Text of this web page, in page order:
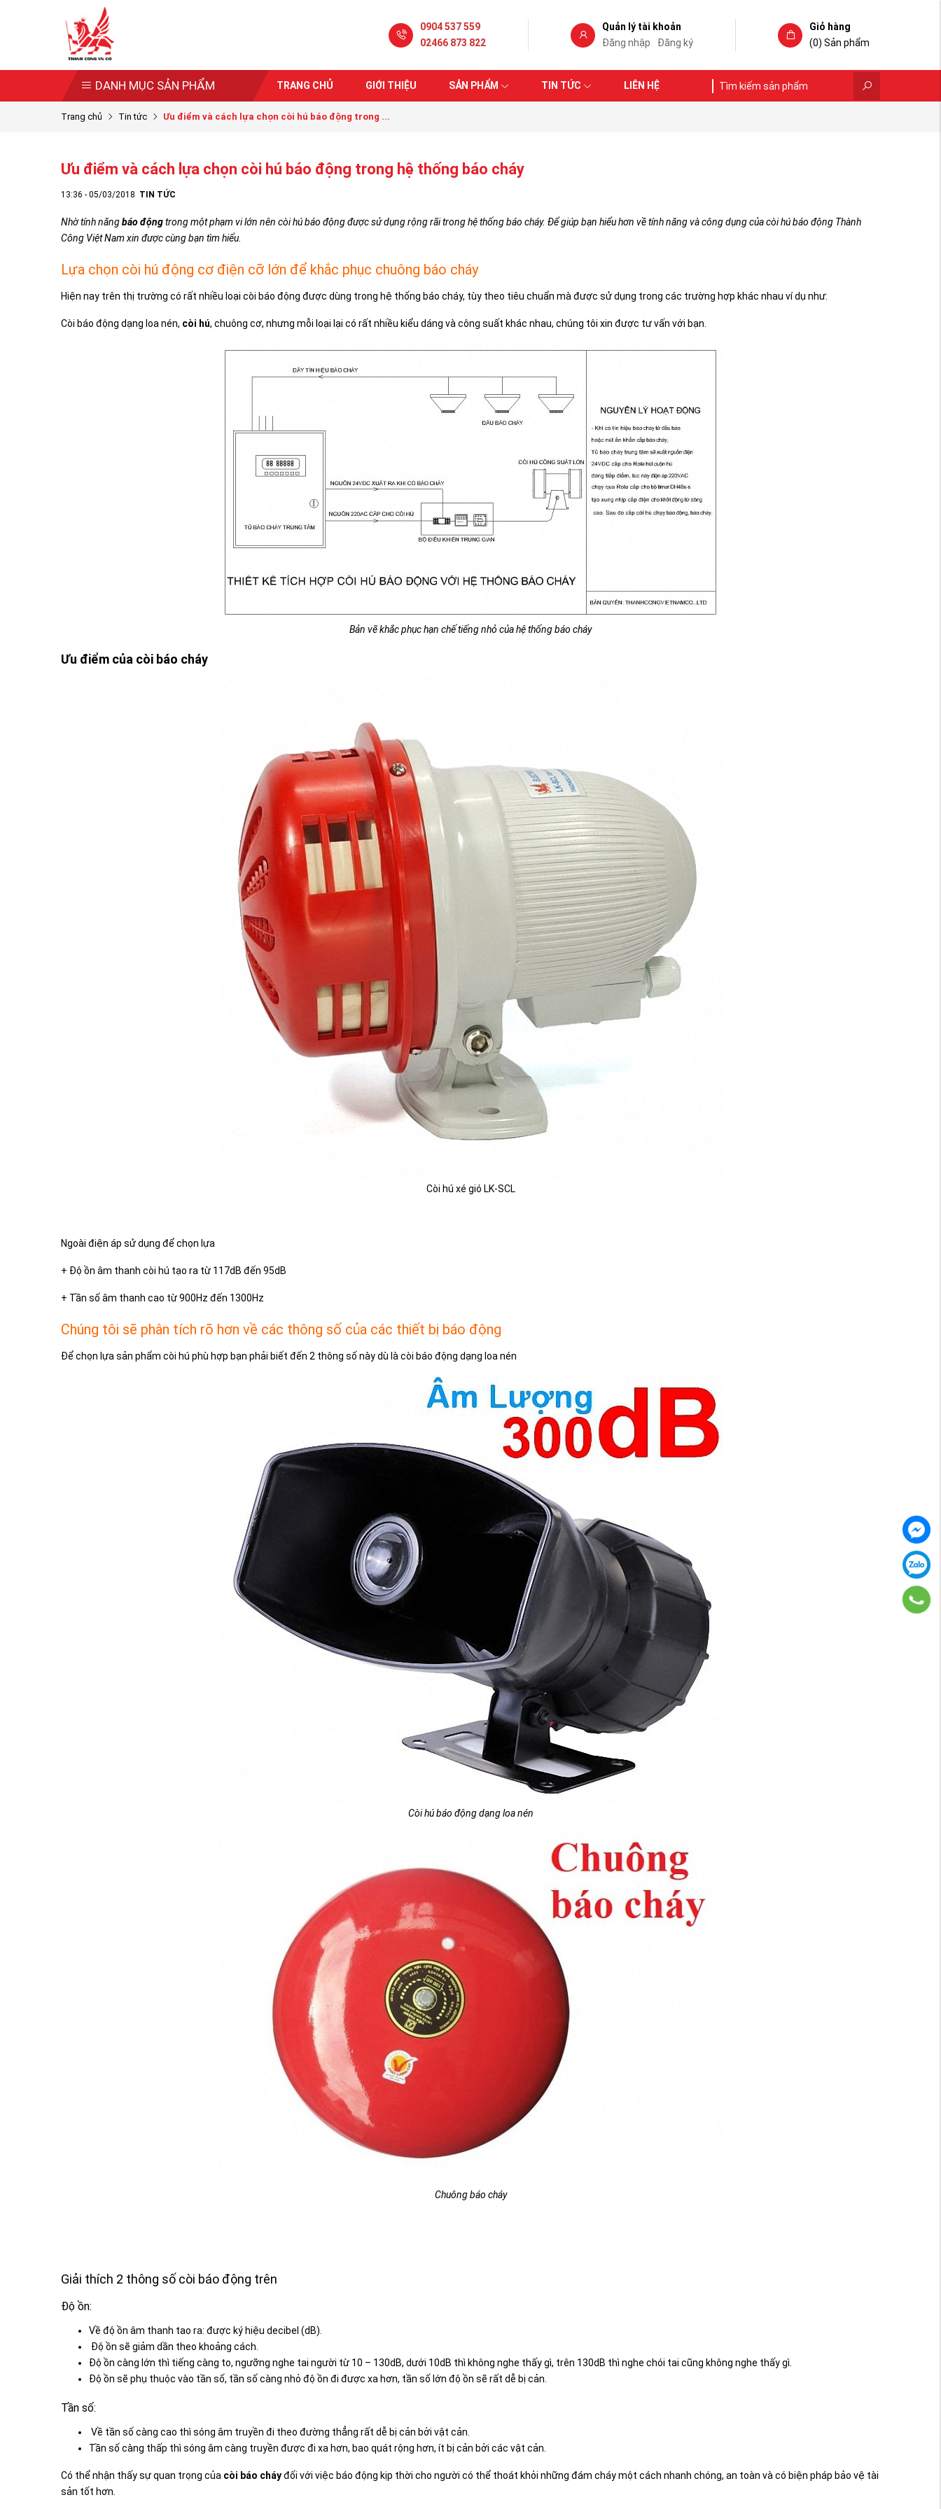
0904 537 559
02466 873 822
Quản lý tài khoản
Đăng nhập
Đăng ký
Giỏ hàng
(0) Sản phẩm
DANH MỤC SẢN PHẨM TRANG CHỦ GIỚI THIỆU SẢN PHẨM TIN TỨC LIÊN HỆ
Trang chủ Tin tức Ưu điểm và cách lựa chọn còi hú báo động trong ...
Ưu điểm và cách lựa chọn còi hú báo động trong hệ thống báo cháy
13:36 - 05/03/2018 TIN TỨC
Nhờ tính năngbáo độngtrong một phạm vi lớn nên còi hú báo động được sử dụng rộng rãi trong hệ thống báo cháy. Để giúp bạn hiểu hơn về tính năng và công dụng của còi hú báo động Thành
Công Việt Nam xin được cùng bạn tìm hiểu.
Lựa chọn còi hú động cơ điện cỡ lớn để khắc phục chuông báo cháy
Hiện nay trên thị trường có rất nhiều loại còi báo động được dùng trong hệ thống báo cháy, tùy theo tiêu chuẩn mà được sử dụng trong các trường hợp khác nhau ví dụ như:
Còi báo động dạng loa nén, còi hú, chuông cơ, nhưng mỗi loại lại có rất nhiều kiểu dáng và công suất khác nhau, chúng tôi xin được tư vấn với bạn.
Bản vẽ khắc phục hạn chế tiếng nhỏ của hệ thống báo cháy
Ưu điểm của còi báo cháy
Còi hú xé gió LK-SCL
Ngoài điện áp sử dụng để chọn lựa
+ Độ ồn âm thanh còi hú tạo ra từ 117dB đến 95dB
+ Tần số âm thanh cao từ 900Hz đến 1300Hz
Chúng tôi sẽ phân tích rõ hơn về các thông số của các thiết bị báo động
Để chọn lựa sản phẩm còi hú phù hợp bạn phải biết đến 2 thông số này dù là còi báo động dạng loa nén
Còi hú báo động dạng loa nén
Chuông báo cháy
Giải thích 2 thông số còi báo động trên
Độ ồn:
Về độ ồn âm thanh tao ra: được ký hiệu decibel (dB).
Độ ồn sẽ giảm dần theo khoảng cách.
Độ ồn càng lớn thì tiếng càng to, ngưỡng nghe tai người từ 10 – 130dB, dưới 10dB thì không nghe thấy gì, trên 130dB thì nghe chói tai cũng không nghe thấy gì.
Độ ồn sẽ phụ thuộc vào tần số, tần số càng nhỏ độ ồn đi được xa hơn, tần số lớn độ ồn sẽ rất dễ bị cản.
Tần số:
Về tần số càng cao thì sóng âm truyền đi theo đường thẳng rất dễ bị cản bởi vật cản.
Tần số càng thấp thì sóng âm càng truyền được đi xa hơn, bao quát rộng hơn, ít bị cản bởi các vật cản.
Có thể nhận thấy sự quan trọng của còi báo cháyđối với việc báo động kịp thời cho người có thể thoát khỏi những đám cháy một cách nhanh chóng, an toàn và có biện pháp bảo vệ tài
sản tốt hơn.